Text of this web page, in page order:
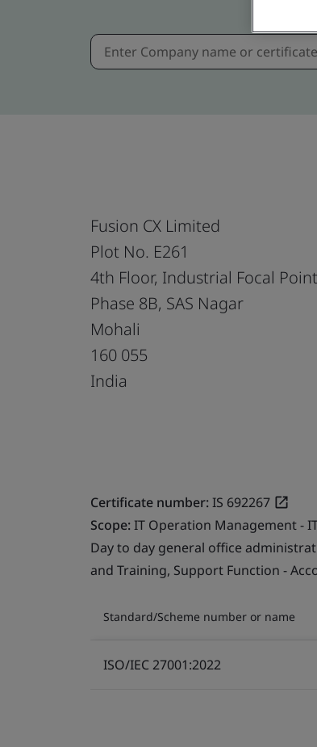
Fusion CX Limited
Plot No. E261
4th Floor, Industrial Focal Point
Phase 8B, SAS Nagar
Mohali
160 055
India
Certificate number:IS 692267
Scope:IT Operation Management -
Day to day general office
and Training, Support Function -
Standard/Scheme number or name
ISO/IEC 27001:2022